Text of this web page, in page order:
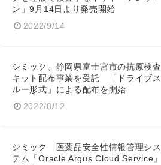
ン」9月14日より発売開始
2022/9/14
シミック、静岡県富士宮市の抗原検査
キット配布事業を受託 「ドライブス
ルー形式」による配布を開始
2022/8/12
シミック 医薬品安全性情報管理シス
テム「Oracle Argus Cloud Service」